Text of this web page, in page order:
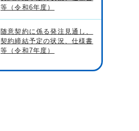
等（令和6年度）
随意契約に係る発注見通し、
契約締結予定の状況、仕様書
等（令和7年度）